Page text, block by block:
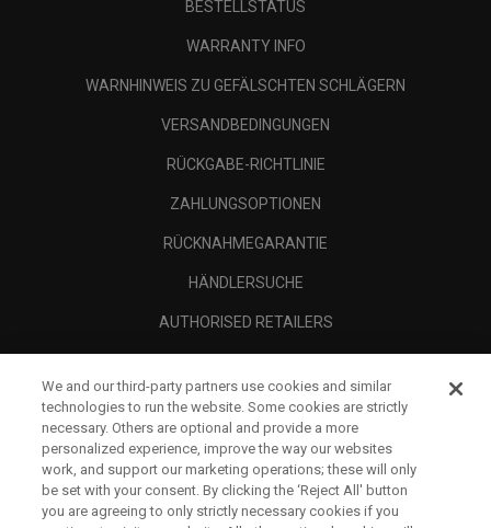
BESTELLSTATUS
WARRANTY INFO
WARNHINWEIS ZU GEFÄLSCHTEN SCHLÄGERN
VERSANDBEDINGUNGEN
RÜCKGABE-RICHTLINIE
ZAHLUNGSOPTIONEN
RÜCKNAHMEGARANTIE
HÄNDLERSUCHE
AUTHORISED RETAILERS
UNTERNEHMENSPROFIL
RECHTLICHES-
We and our third-party partners use cookies and similar
technologies to run the website. Some cookies are strictly
necessary. Others are optional and provide a more
personalized experience, improve the way our websites
work, and support our marketing operations; these will only
be set with your consent. By clicking the ‘Reject All' button
you are agreeing to only strictly necessary cookies if you